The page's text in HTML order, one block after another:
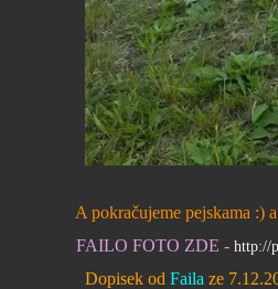
A pokračujeme pejskama :)
FAILO FOTO ZDE - http://
Dopisek od Faila ze